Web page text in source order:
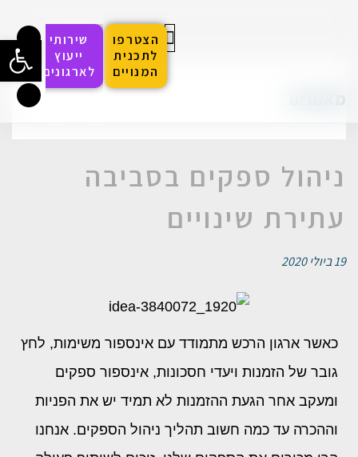
הצטרפו
לתכנית
המנויים
שירותי
ייעוץ
לארגונים
מאמרים
ניהול ספקים בסביבה
עתירת שינויים
19 ביולי 2020
כאשר ארגון הרכש מתמודד עם אינספור משימות, לחץ
גובר של הזמנות ויעדי חסכונות, אינספור ספקים
ומעקב אחר הגעת ההזמנות לא תמיד יש את הפניות
וההכרה עד כמה חשוב תהליך ניהול הספקים. אנחנו
פתח